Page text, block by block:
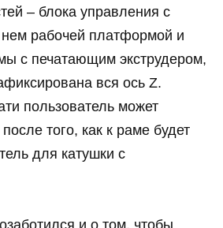
– блока управления с
рабочей платформой и
с печатающим экструдером,
вся ось Z.
пользователь может
того, как к раме будет
для катушки с